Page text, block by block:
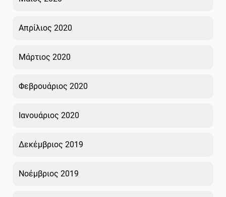
Απρίλιος 2020
Μάρτιος 2020
Φεβρουάριος 2020
Ιανουάριος 2020
Δεκέμβριος 2019
Νοέμβριος 2019